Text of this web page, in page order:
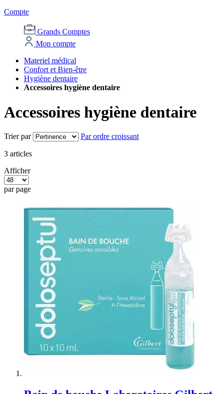
Compte
Grands Comptes
Mon compte
Materiel médical
Confort et Bien-être
Hygiène dentaire
Accessoires hygiène dentaire
Accessoires hygiène dentaire
Trier par Par ordre croissant
3 articles
Afficher
par page